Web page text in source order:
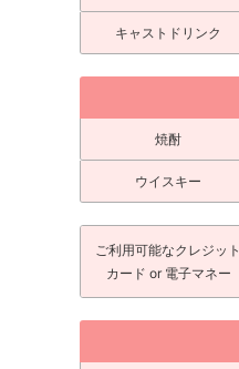
キャストドリンク
焼酎
ウイスキー
ご利用可能なクレジット
カード or 電子マネー